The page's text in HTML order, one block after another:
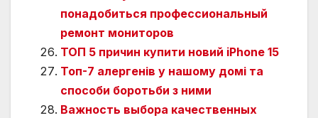
понадобиться профессиональный
ремонт мониторов
ТОП 5 причин купити новий iPhone 15
Топ-7 алергенів у нашому домі та
способи боротьби з ними
Важность выбора качественных